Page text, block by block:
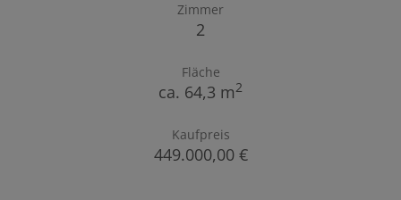
Zimmer
2
Fläche
ca. 64,3 m2
Kaufpreis
449.000,00 €